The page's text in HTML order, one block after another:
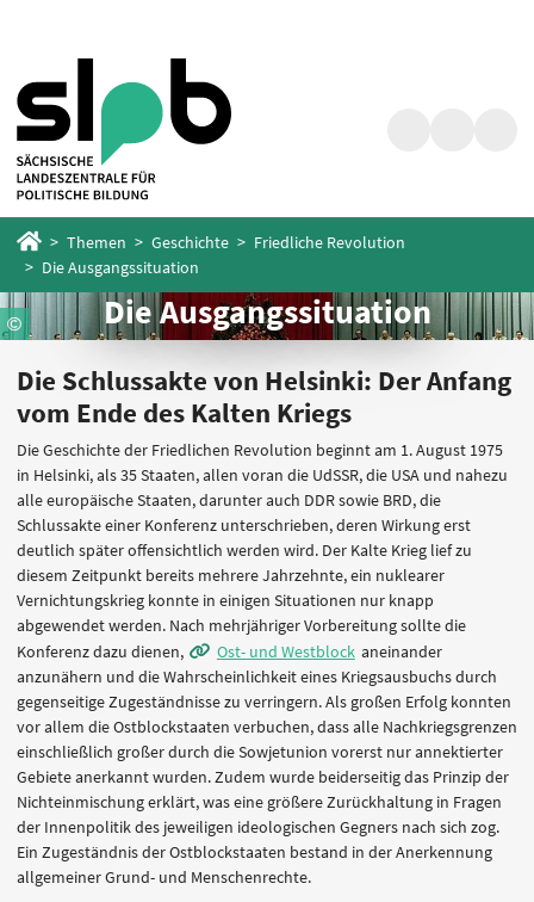
springen
springen
Startseite
Themen Geschichte
Friedliche Revolution
Die Ausgangssituation
Die Ausgangssituation
Die Schlussakte von Helsinki: Der Anfang
vom Ende des Kalten Kriegs
Die Geschichte der Friedlichen Revolution beginnt am 1. August 1975
in Helsinki, als 35 Staaten, allen voran die UdSSR, die USA und nahezu
alle europäische Staaten, darunter auch DDR sowie BRD, die
Schlussakte einer Konferenz unterschrieben, deren Wirkung erst
deutlich später offensichtlich werden wird. Der Kalte Krieg lief zu
diesem Zeitpunkt bereits mehrere Jahrzehnte, ein nuklearer
Vernichtungskrieg konnte in einigen Situationen nur knapp
abgewendet werden. Nach mehrjähriger Vorbereitung sollte die
Konferenz dazu dienen,
Ost- und Westblock aneinander
anzunähern und die Wahrscheinlichkeit eines Kriegsausbuchs durch
gegenseitige Zugeständnisse zu verringern. Als großen Erfolg konnten
vor allem die Ostblockstaaten verbuchen, dass alle Nachkriegsgrenzen
einschließlich großer durch die Sowjetunion vorerst nur annektierter
Gebiete anerkannt wurden. Zudem wurde beiderseitig das Prinzip der
Nichteinmischung erklärt, was eine größere Zurückhaltung in Fragen
der Innenpolitik des jeweiligen ideologischen Gegners nach sich zog.
Ein Zugeständnis der Ostblockstaaten bestand in der Anerkennung
allgemeiner Grund- und Menschenrechte.